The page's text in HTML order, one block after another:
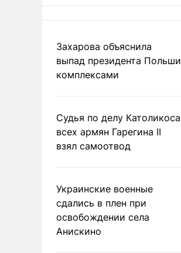
Захарова объяснила
выпад президента Польши
комплексами
Судья по делу Католикоса
всех армян Гарегина II
взял самоотвод
Украинские военные
сдались в плен при
освобождении села
Анискино